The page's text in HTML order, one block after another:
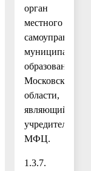
орган
местного
самоуправления
муниципального
образования
Московской
области,
являющийся
учредителем
МФЦ.
1.3.7.